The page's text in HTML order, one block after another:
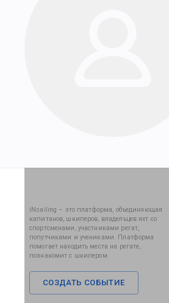
iNsailing – это платформа, объединяющая
капитанов, шкиперов, владельцев яхт со
спортсменами, участниками регат,
попутчиками и учениками. Платформа
помогает находить места на регате,
познакомит с шкипером.
СОЗДАТЬ СОБЫТИЕ